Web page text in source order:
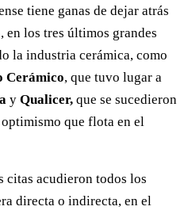
tiene ganas de dejar atrás
en los tres últimos grandes
la industria cerámica, como
Cerámico, que tuvo lugar a
y Qualicer, que se sucedieron
que flota en el
citas acudieron todos los
directa o indirecta, en el